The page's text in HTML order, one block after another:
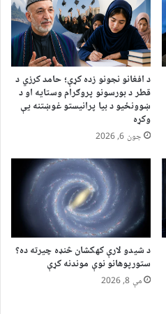
د افغانو نجونو زده کړې؛ حامد کرزي د
قطر د بورسونو پروګرام وستایه او د
ښوونځیو د بیا پرانیستو غوښتنه یې
وکړه
جون 6, 2026
د شیدو لارې کهکشان څنډه چیرته ده؟
ستورپوهانو نوې موندنه کړې
مې 8, 2026